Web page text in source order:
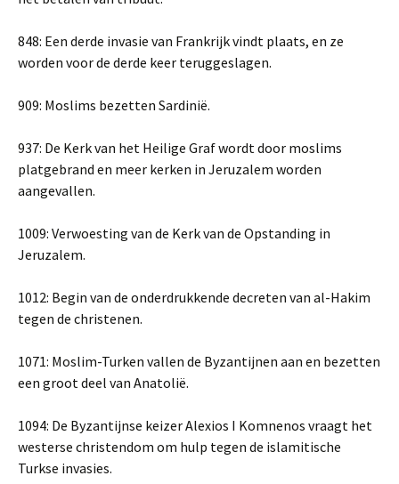
848: Een derde invasie van Frankrijk vindt plaats, en ze
worden voor de derde keer teruggeslagen.
909: Moslims bezetten Sardinië.
937: De Kerk van het Heilige Graf wordt door moslims
platgebrand en meer kerken in Jeruzalem worden
aangevallen.
1009: Verwoesting van de Kerk van de Opstanding in
Jeruzalem.
1012: Begin van de onderdrukkende decreten van al-Hakim
tegen de christenen.
1071: Moslim-Turken vallen de Byzantijnen aan en bezetten
een groot deel van Anatolië.
1094: De Byzantijnse keizer Alexios I Komnenos vraagt ​​het
westerse christendom om hulp tegen de islamitische
Turkse invasies.